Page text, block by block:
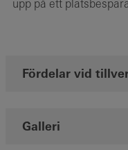
upp på ett
Fördelar vid
Galleri